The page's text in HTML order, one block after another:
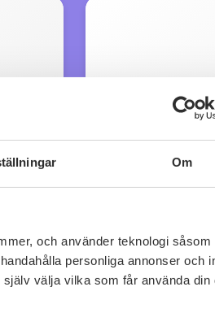
Om
och använder teknologi såsom
personliga annonser och
välja vilka som får använda din
2023
Noir,